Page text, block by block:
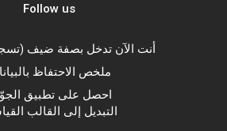
Follow us
أنت الآن تدخل بصفة ضيف (
ملخص الاحتفاظ
احصل على تطبيق
التبديل إلى القالب